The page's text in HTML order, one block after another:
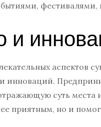
фестивалями,
и
аспектов
инноваций.
суть места
приятным, но и